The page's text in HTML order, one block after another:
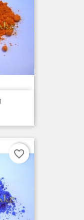
favorite_border